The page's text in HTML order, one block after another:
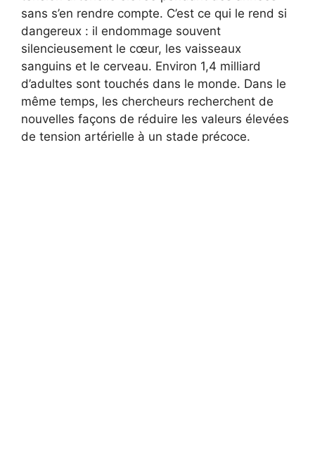
sans s’en rendre compte. C’est ce qui le rend si
dangereux : il endommage souvent
silencieusement le cœur, les vaisseaux
sanguins et le cerveau. Environ 1,4 milliard
d’adultes sont touchés dans le monde. Dans le
même temps, les chercheurs recherchent de
nouvelles façons de réduire les valeurs élevées
de tension artérielle à un stade précoce.